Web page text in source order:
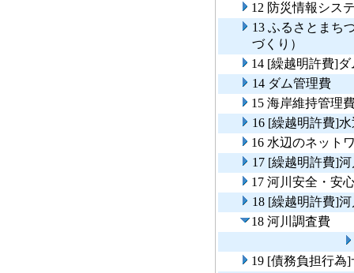
12 防災情報シス
13 ふるさとまち
づくり）
14 [繰越明許費]
14 ダム管理費
15 海岸維持管理
16 [繰越明許費]
16 水辺のネット
17 [繰越明許費]
17 河川安全・安
18 [繰越明許費]
18 河川調査費
19 [債務負担行為